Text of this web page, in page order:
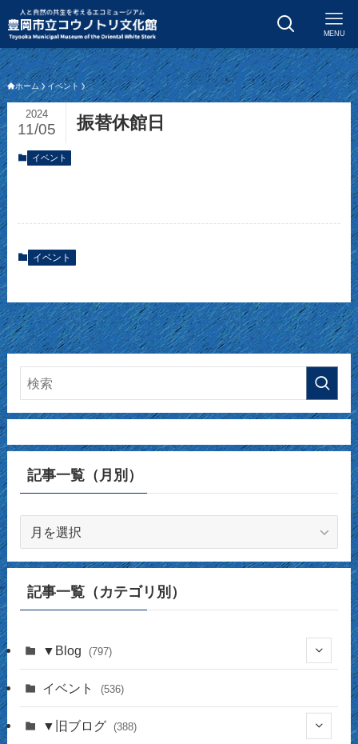
MENU
ホーム イベント
振替休館日
2024
11/05
イベント
イベント
記事一覧（月別）
一
覧
（月
記事一覧（カテゴリ別）
▼Blog (797)
(16)
(141)
イベント (536)
▼旧ブログ (388)